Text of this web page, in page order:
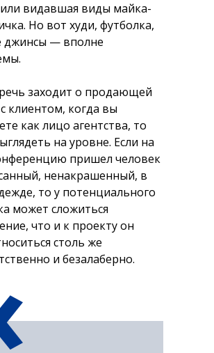
видавшая виды майка-
Но вот худи, футболка,
джинсы — вполне
заходит о продающей
клиентом, когда вы
как лицо агентства, то
на уровне. Если на
пришел человек
ненакрашенный, в
то у потенциального
может сложиться
что и к проекту он
столь же
и безалаберно.